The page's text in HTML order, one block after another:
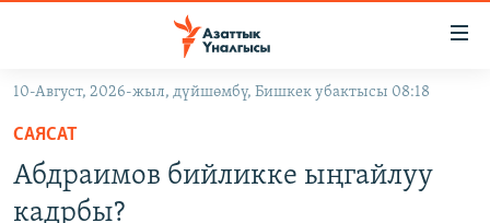
Навигацияга
өтүңүз
Издөөгө
салыңыз
КЫРГЫЗСТАН
КЫРГЫЗСТАН
ДҮЙНӨ
10-Август, 2026-жыл, дүйшөмбү, Бишкек убактысы 08:18
САЯСАТ
Абдраимов бийликке ыңгайлуу
кадрбы?